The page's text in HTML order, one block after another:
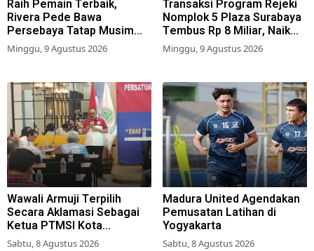
Raih Pemain Terbaik,
Rivera Pede Bawa
Persebaya Tatap Musim
2026-2027
Minggu, 9 Agustus 2026
Transaksi Program Rejeki
Nomplok 5 Plaza Surabaya
Tembus Rp 8 Miliar, Naik
57,2 Persen dari Tahun Lalu
Minggu, 9 Agustus 2026
Wawali Armuji Terpilih
Secara Aklamasi Sebagai
Ketua PTMSI Kota
Surabaya
Sabtu, 8 Agustus 2026
Madura United Agendakan
Pemusatan Latihan di
Yogyakarta
Sabtu, 8 Agustus 2026